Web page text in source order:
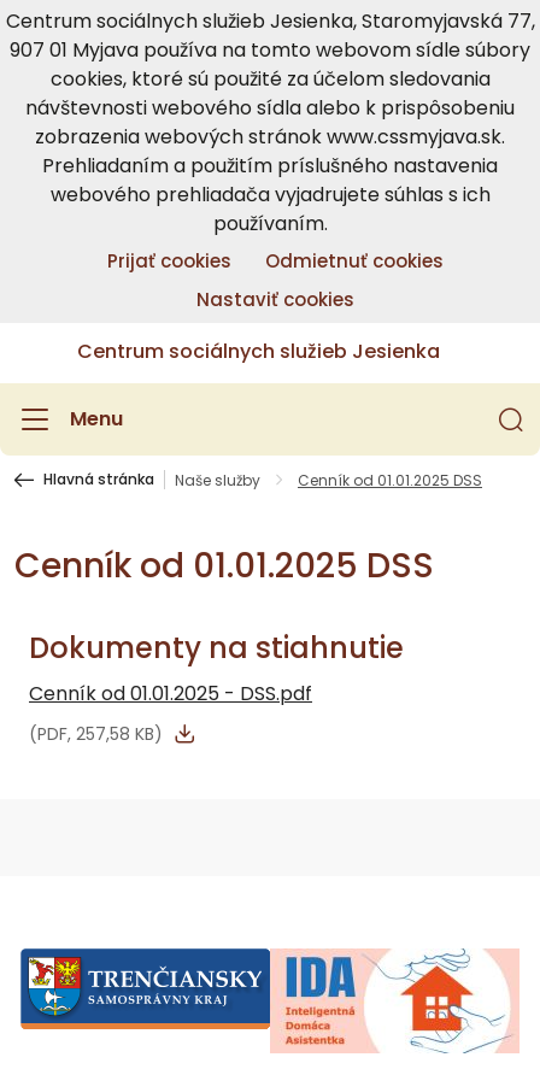
Centrum sociálnych služieb Jesienka, Staromyjavská 77,
907 01 Myjava používa na tomto webovom sídle súbory
cookies, ktoré sú použité za účelom sledovania
návštevnosti webového sídla alebo k prispôsobeniu
zobrazenia webových stránok www.cssmyjava.sk.
Prehliadaním a použitím príslušného nastavenia
webového prehliadača vyjadrujete súhlas s ich
používaním.
Prijať cookies
Odmietnuť cookies
Nastaviť cookies
Centrum sociálnych služieb Jesienka
Menu
Hlavná stránka Naše služby Cenník od 01.01.2025 DSS
Cenník od 01.01.2025 DSS
Dokumenty na stiahnutie
Cenník od 01.01.2025 - DSS.pdf
(PDF, 257,58 KB)